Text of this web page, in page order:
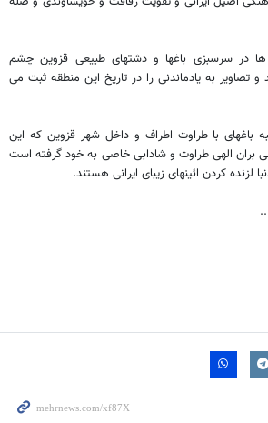
در سرسبزی باغها و دشتهای طبیعی قزوین چشم
و تصاویر به یادماندنی را در تاریخ این منطقه ثبت می
باغهای با طراوت اطراف و داخل شهر قزوین که این
بران الهی طراوت و شادابی خاصی به خود گرفته است
لزنده کردن ائینهای زیبای ایرانی هستند.